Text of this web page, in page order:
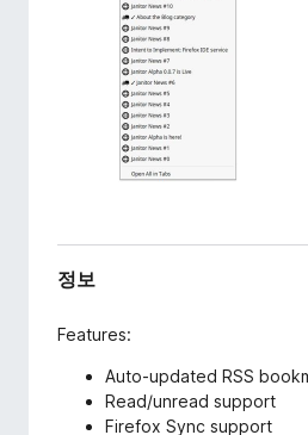
정보
Features:
Auto-updated RSS
Read/unread support
Firefox Sync support